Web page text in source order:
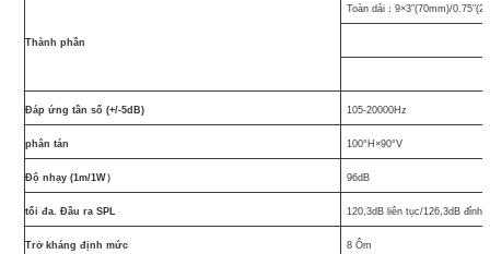
Thành phần
Toàn dải：9×3″(70mm)/
Đáp ứng tần số (+/-5dB) 105-20000Hz
phân tán 100°H×90°V
Độ nhạy (1m/1W） 96dB
tối đa. Đầu ra SPL 120,3dB liên tục/126,3dB đỉnh
Trở kháng định mức 8 Ôm